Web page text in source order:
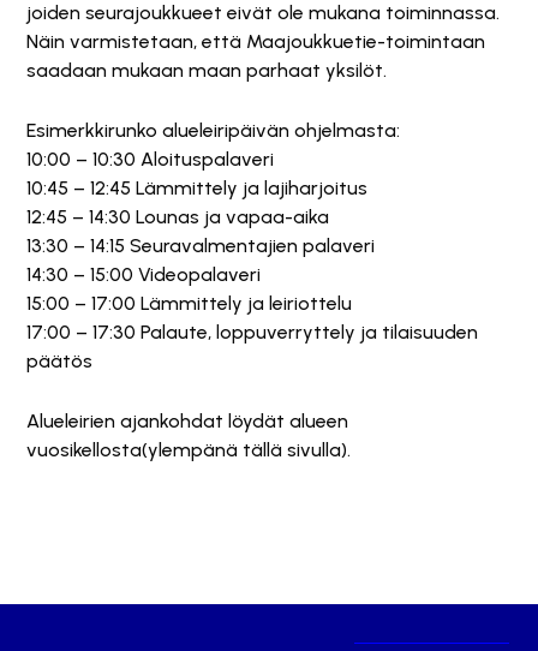
joiden seurajoukkueet eivät ole mukana toiminnassa.
Näin varmistetaan, että Maajoukkuetie-toimintaan
saadaan mukaan maan parhaat yksilöt.
Esimerkkirunko alueleiripäivän ohjelmasta:
10:00 – 10:30 Aloituspalaveri
10:45 – 12:45 Lämmittely ja lajiharjoitus
12:45 – 14:30 Lounas ja vapaa-aika
13:30 – 14:15 Seuravalmentajien palaveri
14:30 – 15:00 Videopalaveri
15:00 – 17:00 Lämmittely ja leiriottelu
17:00 – 17:30 Palaute, loppuverryttely ja tilaisuuden
päätös
Alueleirien ajankohdat löydät alueen
vuosikellosta(ylempänä tällä sivulla).